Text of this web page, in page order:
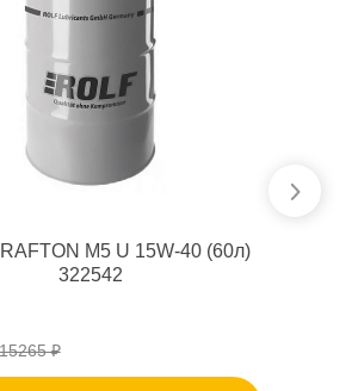
M5 U 15W-40 (60л)
322542
₽